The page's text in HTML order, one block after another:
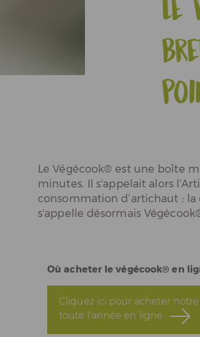
Le
Le Végécook® est une boîte
minutes. Il s'appelait alors
consommation d’artichaut :
s'appelle désormais
Où acheter le végécook® en
Cliquez ici pour acheter
toute l'année en ligne